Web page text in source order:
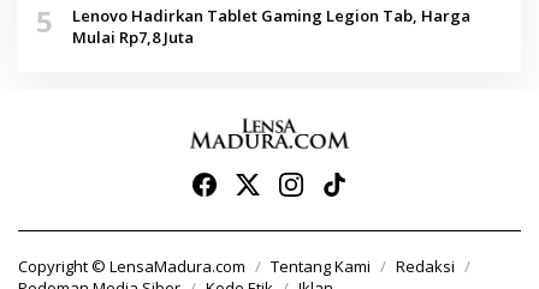
5
Lenovo Hadirkan Tablet Gaming Legion Tab, Harga
Mulai Rp7,8 Juta
Copyright © LensaMadura.com Tentang Kami
Redaksi